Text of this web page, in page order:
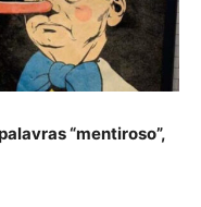
“mentiroso”,